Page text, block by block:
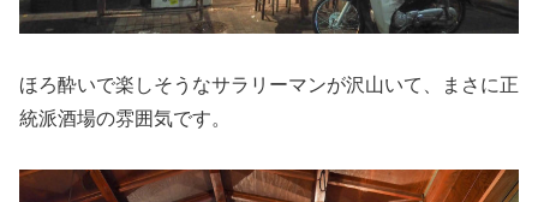
ほろ酔いで楽しそうなサラリーマンが沢山いて、まさに正
統派酒場の雰囲気です。